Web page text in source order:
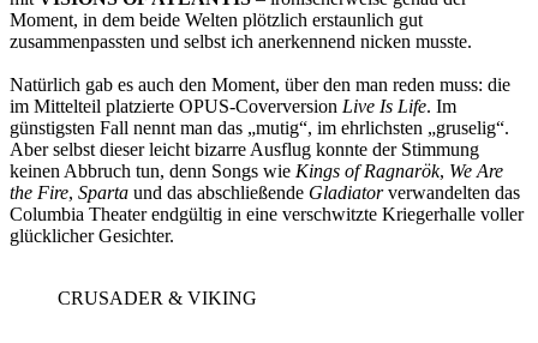
Moment, in dem beide Welten plötzlich erstaunlich gut
zusammenpassten und selbst ich anerkennend nicken musste.
Natürlich gab es auch den Moment, über den man reden muss: die
im Mittelteil platzierte OPUS-Coverversion Live Is Life. Im
günstigsten Fall nennt man das „mutig“, im ehrlichsten „gruselig“.
Aber selbst dieser leicht bizarre Ausflug konnte der Stimmung
keinen Abbruch tun, denn Songs wie Kings of Ragnarök, We Are
the Fire, Sparta und das abschließende Gladiatorverwandelten das
Columbia Theater endgültig in eine verschwitzte Kriegerhalle voller
glücklicher Gesichter.
CRUSADER & VIKING